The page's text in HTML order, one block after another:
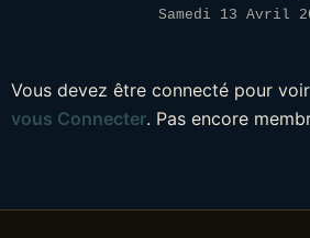
Samedi 13 Avril
Vous devez être connecté pour
vous Connecter. Pas encore